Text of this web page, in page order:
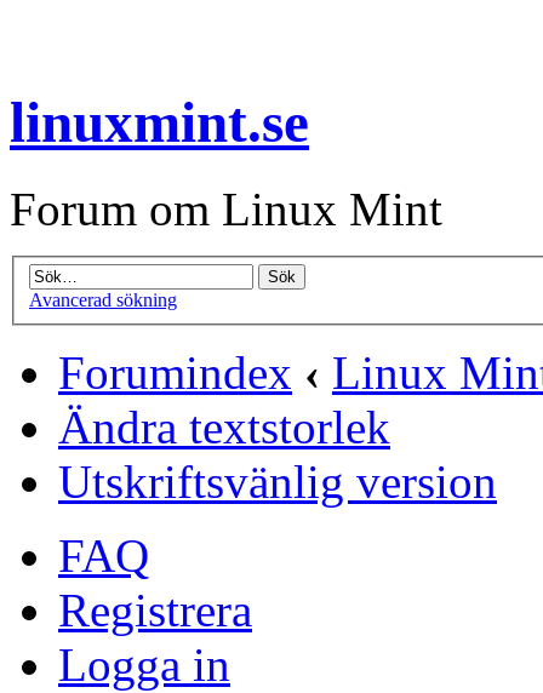
linuxmint.se
Forum om Linux Mint
Avancerad sökning
Forumindex ‹ Linux
Ändra textstorlek
Utskriftsvänlig version
FAQ
Registrera
Logga in